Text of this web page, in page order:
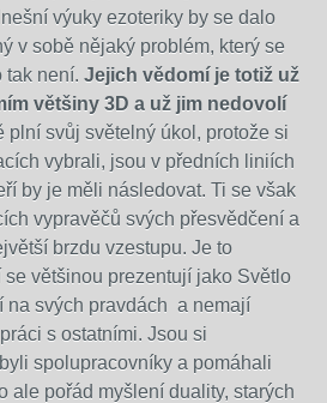
výuky ezoteriky by se dalo
v sobě nějaký problém, který se
tak není. Jejich vědomí je totiž už
většiny 3D a už jim nedovolí
plní svůj světelný úkol, protože si
vybrali, jsou v předních liniích
by je měli následovat. Ti se však
vypravěčů svých přesvědčení a
brzdu vzestupu. Je to
většinou prezentují jako Světlo
na svých pravdách a nemají
s ostatními. Jsou si
spolupracovníky a pomáhali
ale pořád myšlení duality, starých